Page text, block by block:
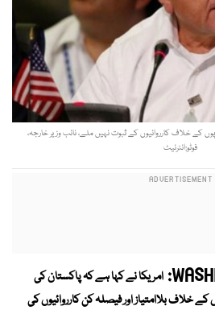
خلاف کارروائیوں کے ثبوت نہیں ملے، نائب وزیر خارجہ،
فوٹو:انٹرنیٹ
امریکا نے کہا ہے کہ پاکستان کی
بلاامتیاز اور فیصلہ کن کارروائیوں کی